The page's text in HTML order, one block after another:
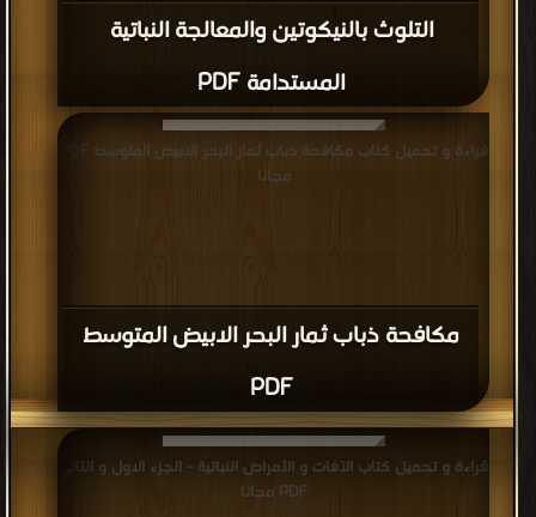
التلوث بالنيكوتين والمعالجة النباتية
المستدامة PDF
مكافحة ذباب ثمار البحر الابيض المتوسط
PDF
قراءة و تحميل كتاب مكافحة ذباب ثمار البحر الابيض المتوسط PDF
مجانا
قراءة و تحميل كتاب الآفات و الأمراض النباتية - الجزء الاول و الثاني
PDF مجانا